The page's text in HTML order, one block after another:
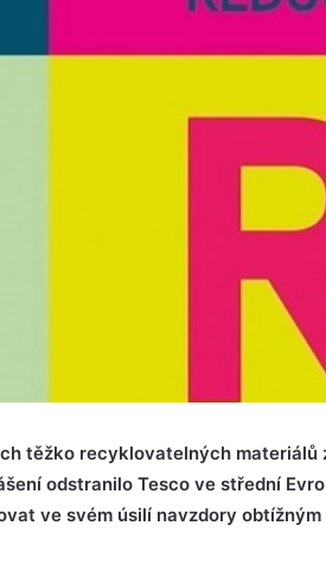
těžko recyklovatelných materiálů
odstranilo Tesco ve střední
ve svém úsilí navzdory obtížným